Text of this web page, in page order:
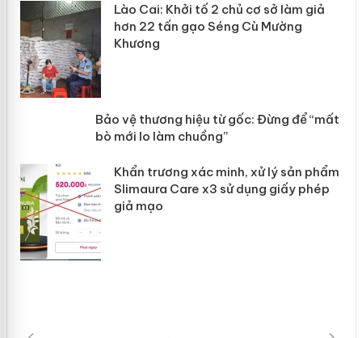
Lào Cai: Khởi tố 2 chủ cơ sở làm giả
hơn 22 tấn gạo Séng Cù Mường
Khương
Bảo vệ thương hiệu từ gốc: Đừng để
“mất bò mới lo làm chuồng”